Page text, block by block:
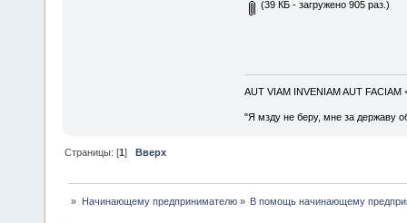
(39 КБ - загружено 905 раз.)
AUT VIAM INVENIAM AUT FACIAM
"Я мзду не беру, мне за державу
Страницы: [1]Вверх
» Начинающему предпринимателю» В помощь начинающему